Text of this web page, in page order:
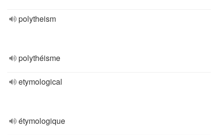
polytheism
polythéisme
etymological
étymologique